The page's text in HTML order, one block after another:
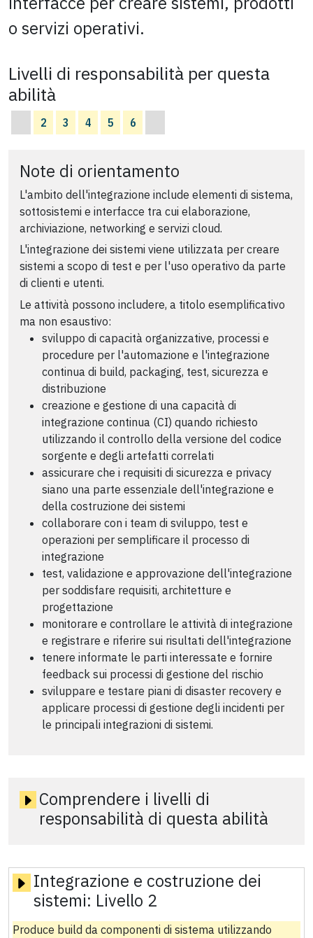
o servizi operativi.
Livelli di responsabilità per questa
abilità
2 3 4 5 6
Note di orientamento
L'ambito dell'integrazione include elementi di sistema,
sottosistemi e interfacce tra cui elaborazione,
archiviazione, networking e servizi cloud.
L'integrazione dei sistemi viene utilizzata per creare
sistemi a scopo di test e per l'uso operativo da parte
di clienti e utenti.
Le attività possono includere, a titolo esemplificativo
ma non esaustivo:
sviluppo di capacità organizzative, processi e
procedure per l'automazione e l'integrazione
continua di build, packaging, test, sicurezza e
distribuzione
creazione e gestione di una capacità di
integrazione continua (CI) quando richiesto
utilizzando il controllo della versione del codice
sorgente e degli artefatti correlati
assicurare che i requisiti di sicurezza e privacy
siano una parte essenziale dell'integrazione e
della costruzione dei sistemi
collaborare con i team di sviluppo, test e
operazioni per semplificare il processo di
integrazione
test, validazione e approvazione dell'integrazione
per soddisfare requisiti, architetture e
progettazione
monitorare e controllare le attività di integrazione
e registrare e riferire sui risultati dell'integrazione
tenere informate le parti interessate e fornire
feedback sui processi di gestione del rischio
sviluppare e testare piani di disaster recovery e
applicare processi di gestione degli incidenti per
le principali integrazioni di sistemi.
Comprendere i livelli di
responsabilità di questa abilità
Integrazione e costruzione dei
sistemi: Livello 2
Produce build da componenti di sistema utilizzando